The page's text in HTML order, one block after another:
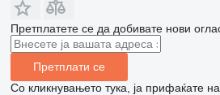
Претплатете се да добивате нови
Претплати се
Со кликнувањето тука, ја прифаќате